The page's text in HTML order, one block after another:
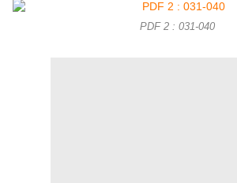
PDF 2 : 031-040